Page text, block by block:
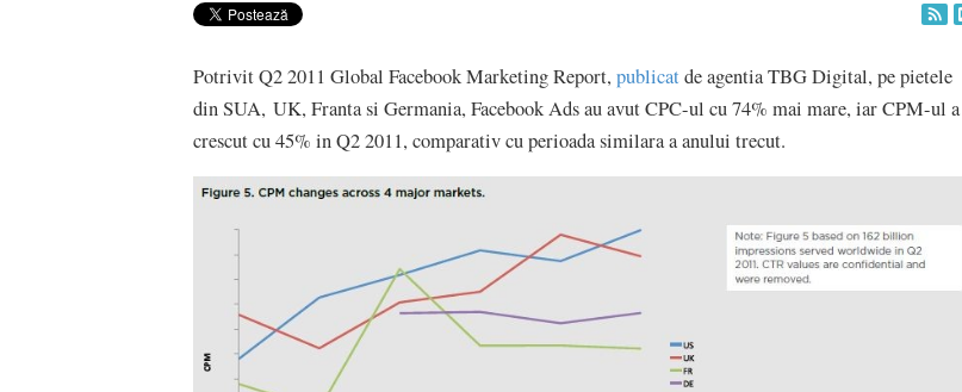
Potrivit Q2 2011 Global Facebook Marketing Report, publicatde agentia TBG Digital, pe pietele
din SUA, UK, Franta si Germania, Facebook Ads au avut CPC-ul cu 74% mai mare, iar CPM-ul a
crescut cu 45% in Q2 2011, comparativ cu perioada similara a anului trecut.